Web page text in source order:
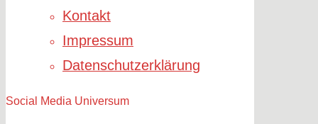
Kontakt
Impressum
Datenschutzerklärung
Social Media Universum